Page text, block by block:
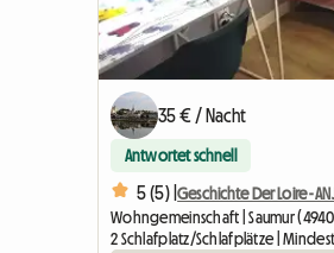
35 € / Nacht
Antwortet schnell
5 (5) |Geschichte Der Loire -
Wohngemeinschaft | Saumur
2 Schlafplatz/Schlafplätze |